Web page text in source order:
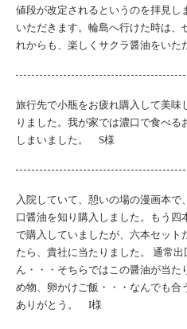
値段が改定されるというのを拝見し
いただきます。輪島へ行けた時は、
れからも、楽しくサクラ醤油をい
旅行先で小瓶をお疲れ購入して美味
りました。我が家では濃口で食べ
しまいました。 S様
入院していて、憩いの場の漫画本
口醤油を知り購入しました。もう四
で購入していましたが、六本セット
たら、貴社に当たりました。 通常
ん・・・そちらではこの醤油が当
め物、卵かけご飯・・・なんでも合
ありがとう。 I様